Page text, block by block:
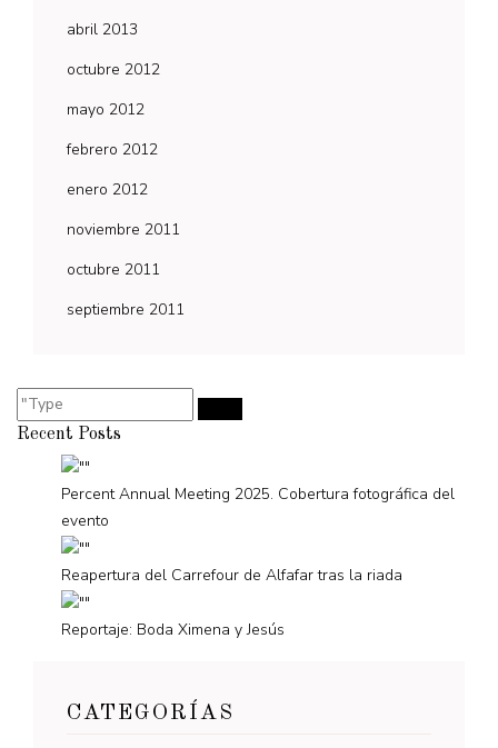
abril 2013
octubre 2012
mayo 2012
febrero 2012
enero 2012
noviembre 2011
octubre 2011
septiembre 2011
Recent Posts
Percent Annual Meeting 2025. Cobertura fotográfica del
evento
Reapertura del Carrefour de Alfafar tras la riada
Reportaje: Boda Ximena y Jesús
CATEGORÍAS